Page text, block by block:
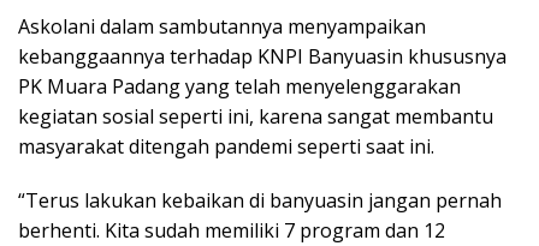
Askolani dalam sambutannya menyampaikan
kebanggaannya terhadap KNPI Banyuasin khususnya
PK Muara Padang yang telah menyelenggarakan
kegiatan sosial seperti ini, karena sangat membantu
masyarakat ditengah pandemi seperti saat ini.
“Terus lakukan kebaikan di banyuasin jangan pernah
berhenti. Kita sudah memiliki 7 program dan 12